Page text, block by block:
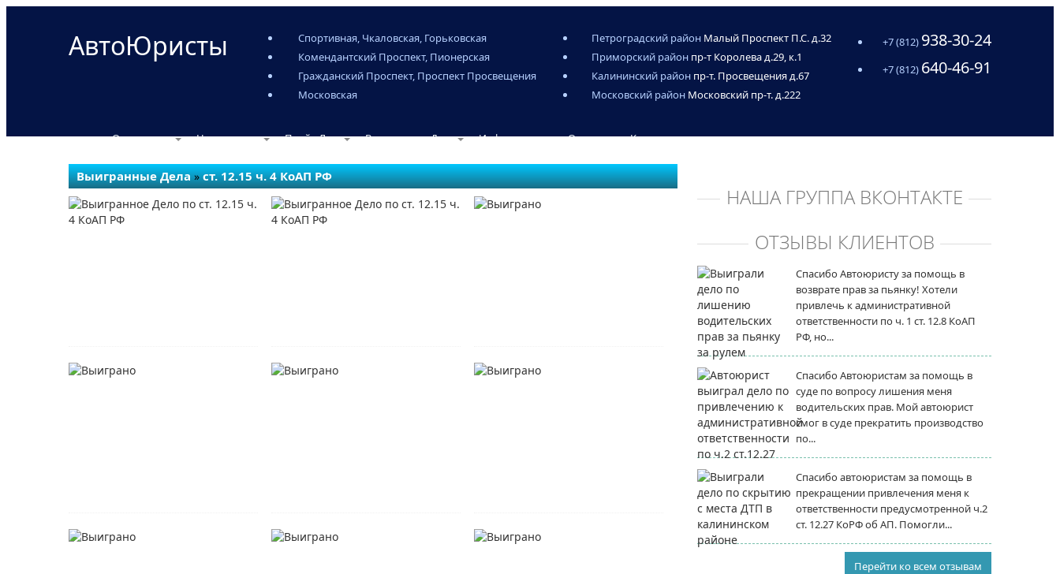
АвтоЮристы +7 (812) 938-30-24
+7 (812) 640-46-91
Петроградский район Малый Проспект П.С. д.32
Приморский район пр-т Королева д.29, к.1
Калининский район пр-т. Просвещения д.67
Московский район Московский пр-т. д.222
Спортивная, Чкаловская, Горьковская
Комендантский Проспект, Пионерская
Гражданский Проспект, Проспект Просвещения
Московская
О компании Наши услуги Прайс-Лист Выигранные Дела Информация Отзывы Контакты
Выигранные Дела»ст. 12.15 ч. 4 КоАП РФ
НАША ГРУППА ВКОНТАКТЕ
ОТЗЫВЫ КЛИЕНТОВ
Спасибо Автоюристу за помощь в
возврате прав за пьянку! Хотели
привлечь к административной
ответственности по ч. 1 ст. 12.8 КоАП
РФ, но...
Спасибо Автоюристам за помощь в
суде по вопросу лишения меня
водительских прав. Мой автоюрист
смог в суде прекратить производство
по...
Спасибо автоюристам за помощь в
прекращении привлечения меня к
ответственности предусмотренной ч.2
ст. 12.27 КоРФ об АП. Помогли...
Перейти ко всем отзывам